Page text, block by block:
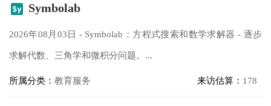
Symbolab
2026年08月03日 - Symbolab：方程式搜索和数学求解器 - 逐步
求解代数、三角学和微积分问题。...
所属分类： 教育服务 来访估算： 178